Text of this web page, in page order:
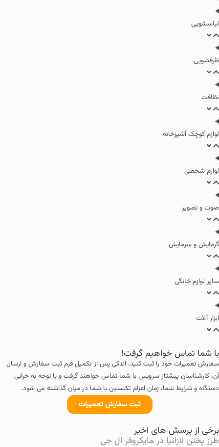
لباسشویی
ظرفشویی
نظافت
لوازم کوچک آشپزخانه
لوازم شخصی
صوت و تصویر
گرمایش و سرمایش
سایر لوازم خانگی
ابزار آلات
با شما تماس خواهیم گرفت!
سفارش تعمیرات خود را ثبت کنید، اندکی پس از تکمیل فرم ثبت سفارش و ارسال
آن، کارشناسان پیشتاز سرویس با شما تماس خواهند گرفت و با توجه به خرابی
دستگاه و شرایط شما، زمان اعزام تکنسین با شما در میان گذاشته می شود.
ثبت سفارش تعمیرات
برخی از پرسش های اخیر
طرز پختن لازانیا در مایکروفر ال جی